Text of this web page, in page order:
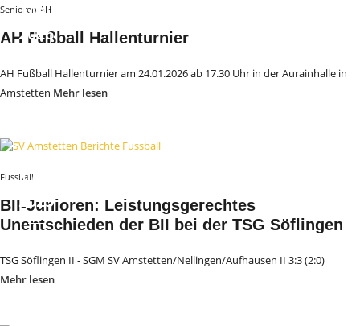
Senioren AH
AH Fußball Hallenturnier
JAN
2026
AH Fußball Hallenturnier am 24.01.2026 ab 17.30 Uhr in der Aurainhalle in
Amstetten Mehr lesen
Fussball
BII-Junioren: Leistungsgerechtes
Unentschieden der BII bei der TSG Söflingen
NOV
2025
TSG Söflingen II - SGM SV Amstetten/Nellingen/Aufhausen II 3:3 (2:0)
Mehr lesen